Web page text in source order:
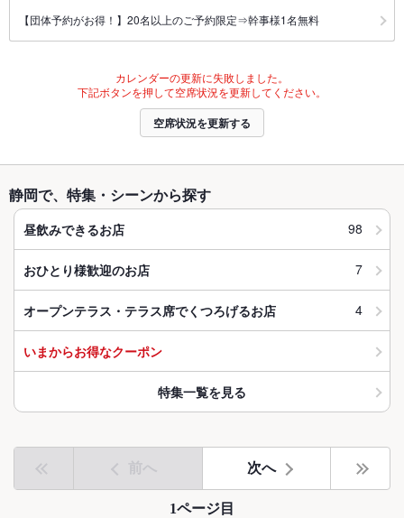
【団体予約がお得！】20名以上のご予約限定⇒幹事様1名無料
カレンダーの更新に失敗しました。
下記ボタンを押して空席状況を更新してください。
空席状況を更新する
静岡で、特集・シーンから探す
昼飲みできるお店 98
おひとり様歓迎のお店 7
オープンテラス・テラス席でくつろげるお店 4
いまからお得なクーポン
特集一覧を見る
前へ 次へ
1ページ目